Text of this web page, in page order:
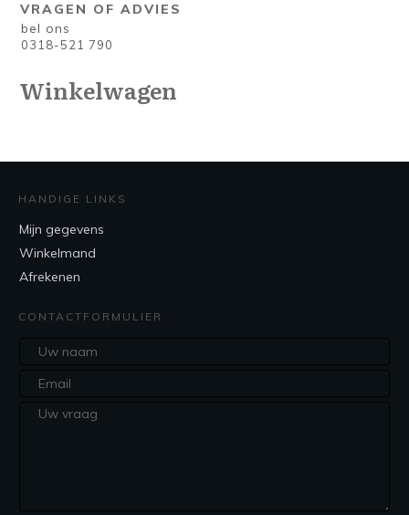
VRAGEN OF ADVIES
bel ons
0318-521 790
Winkelwagen
HANDIGE LINKS
Mijn gegevens
Winkelmand
Afrekenen
CONTACTFORMULIER